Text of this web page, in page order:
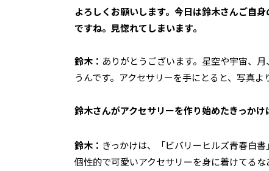
――よろしくお願いします。今日は鈴木さんご
ですね。見惚れてしまいます。
鈴木： ありがとうございます。星空や宇宙、
うんです。アクセサリーを手にとると、写真
――鈴木さんがアクセサリーを作り始めたきっか
鈴木： きっかけは、「ビバリーヒルズ青春白
個性的で可愛いアクセサリーを身に着けてる